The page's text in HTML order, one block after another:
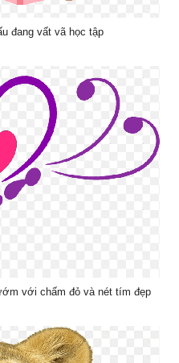
đang vất vã học tập
với chấm đỏ và nét tím đẹp